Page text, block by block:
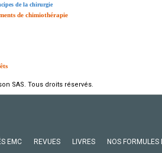
de la chirurgie
de chimiothérapie
SAS. Tous droits réservés.
EMC REVUES LIVRES NOS